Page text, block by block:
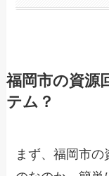
福岡市の資源
テム？
まず、福岡市